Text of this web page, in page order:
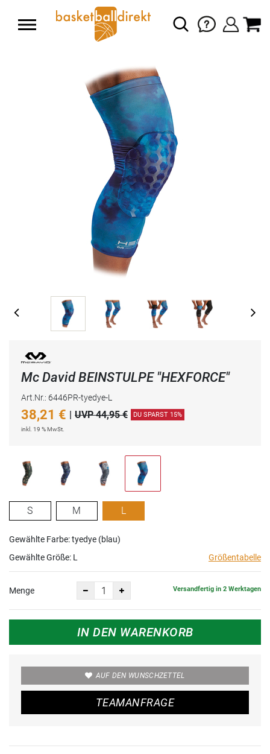
Mc David BEINSTULPE "HEXFORCE"
Art.Nr.: 6446PR-tyedye-L
38,21 € | UVP 44,95 € DU SPARST 15%
inkl. 19 % MwSt.
S M L
Gewählte Farbe: tyedye (blau)
Gewählte Größe: L Größentabelle
Menge Versandfertig in 2 Werktagen
IN DEN WARENKORB
AUF DEN WUNSCHZETTEL
TEAMANFRAGE